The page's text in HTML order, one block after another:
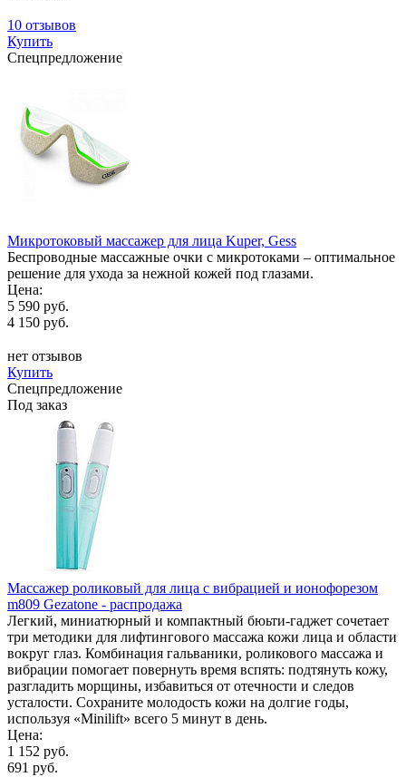
10 отзывов
Купить
Спецпредложение
Микротоковый массажер для лица Kuper, Gess
Беспроводные массажные очки с микротоками – оптимальное
решение для ухода за нежной кожей под глазами.
Цена:
5 590 руб.
4 150 руб.
нет отзывов
Купить
Спецпредложение
Под заказ
Массажер роликовый для лица с вибрацией и ионофорезом
m809 Gezatone - распродажа
Легкий, миниатюрный и компактный бюьти-гаджет сочетает
три методики для лифтингового массажа кожи лица и области
вокруг глаз. Комбинация гальваники, роликового массажа и
вибрации помогает повернуть время вспять: подтянуть кожу,
разгладить морщины, избавиться от отечности и следов
усталости. Сохраните молодость кожи на долгие годы,
используя «Minilift» всего 5 минут в день.
Цена:
1 152 руб.
691 руб.